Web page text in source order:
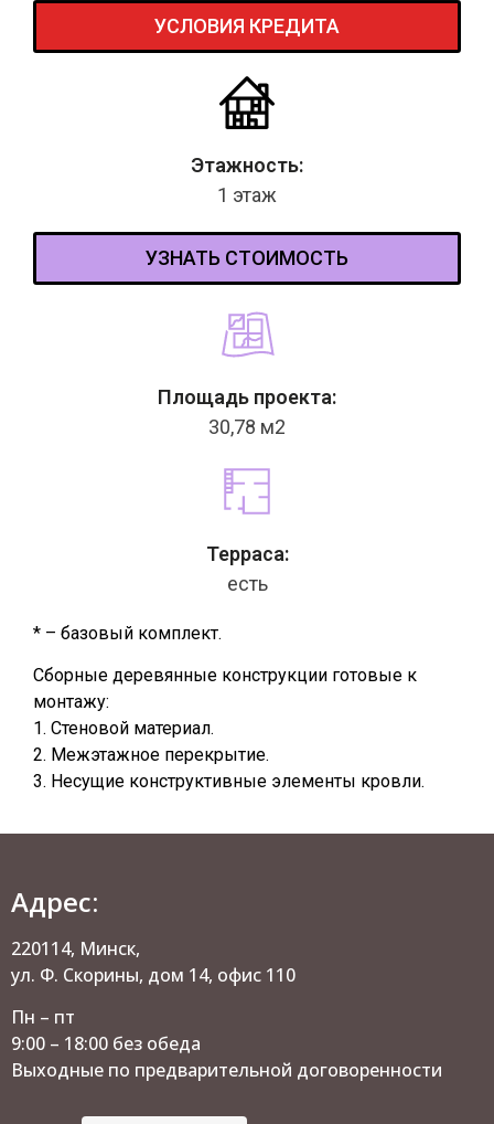
УСЛОВИЯ КРЕДИТА
Этажность:
1 этаж
УЗНАТЬ СТОИМОСТЬ
Площадь проекта:
30,78 м2
Терраса:
есть
* – базовый комплект.
Сборные деревянные конструкции готовые к
монтажу:
1. Стеновой материал.
2. Межэтажное перекрытие.
3. Несущие конструктивные элементы кровли.
Адрес:
220114, Минск,
ул. Ф. Скорины, дом 14, офис 110
Пн – пт
9:00 – 18:00 без обеда
Выходные по предварительной договоренности